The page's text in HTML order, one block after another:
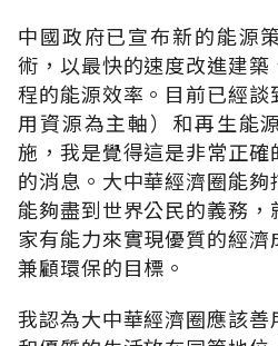
中國政府已宣布新的能源
術，以最快的速度改進建
程的能源效率。目前已經
用資源為主軸）和再生能
施，我是覺得這是非常正
的消息。大中華經濟圈能
能夠盡到世界公民的義務
家有能力來實現優質的經
兼顧環保的目標。
我認為大中華經濟圈應該